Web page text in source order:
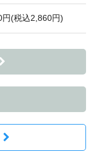
円(税込2,860円)